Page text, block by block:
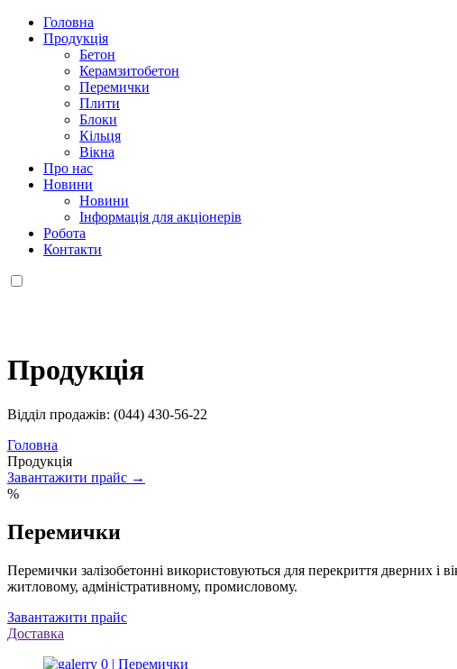
Головна
Продукція
Бетон
Керамзитобетон
Перемички
Плити
Блоки
Кільця
Вікна
Про нас
Новини
Новини
Інформація для акціонерів
Робота
Контакти
Продукцiя
Відділ продажів: (044) 430-56-22
Головна
Продукція
Завантажити прайс →
%
Перемички
Перемички залізобетонні використовуються для перекриття дверних і
житловому, адміністративному, промисловому.
Завантажити прайс
Доставка